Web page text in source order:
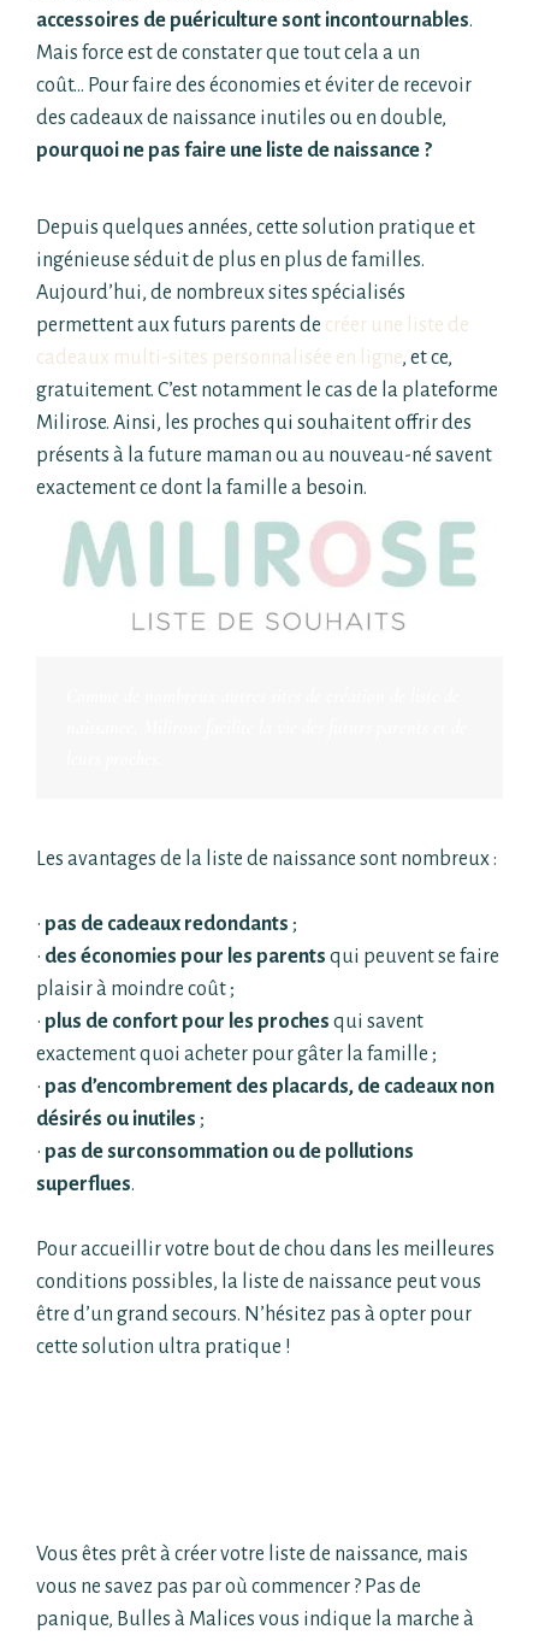
accessoires de puériculture sont incontournables.
Mais force est de constater que tout cela a un
coût… Pour faire des économies et éviter de recevoir
des cadeaux de naissance inutiles ou en double,
pourquoi ne pas faire une liste de naissance ?
Depuis quelques années, cette solution pratique et
ingénieuse séduit de plus en plus de familles.
Aujourd’hui, de nombreux sites spécialisés
permettent aux futurs parents de créer une liste de
cadeaux multi-sites personnalisée en ligne, et ce,
gratuitement. C’est notamment le cas de la plateforme
Milirose. Ainsi, les proches qui souhaitent offrir des
présents à la future maman ou au nouveau-né savent
exactement ce dont la famille a besoin.
Les avantages de la liste de naissance sont nombreux :
• pas de cadeaux redondants ;
• des économies pour les parents qui peuvent se faire
plaisir à moindre coût ;
• plus de confort pour les proches qui savent
exactement quoi acheter pour gâter la famille ;
• pas d’encombrement des placards, de cadeaux non
désirés ou inutiles ;
• pas de surconsommation ou de pollutions
superflues.
Pour accueillir votre bout de chou dans les meilleures
conditions possibles, la liste de naissance peutvous
être d’un grand secours. N’hésitez pas à opter pour
cette solution ultra pratique !
Vous êtes prêt à créer votre liste de naissance, mais
vous ne savez pas par où commencer ? Pas de
panique, Bulles à Malices vous indique la marche à